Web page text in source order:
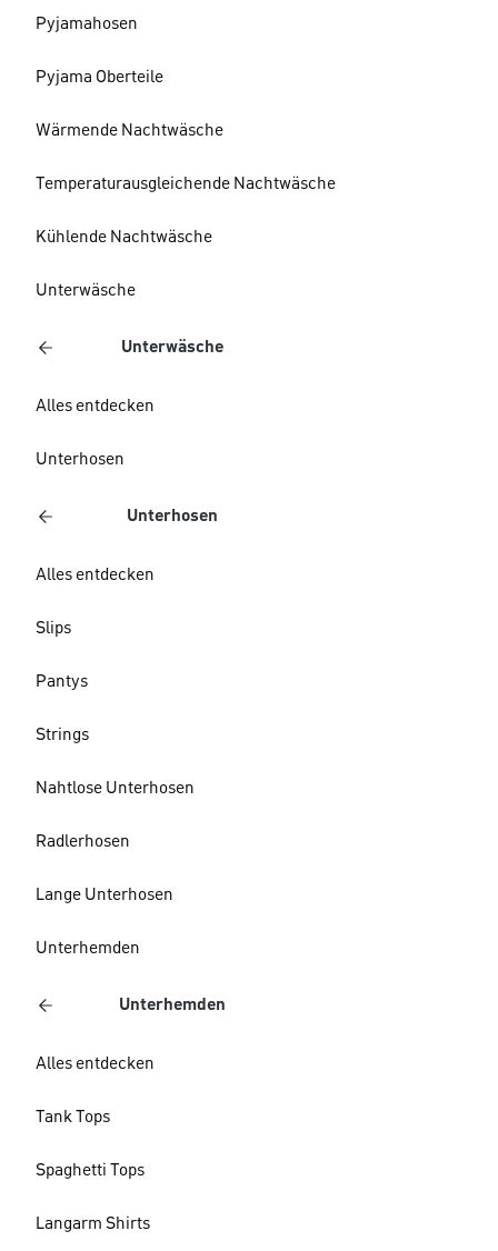
Pyjamahosen
Pyjama Oberteile
Wärmende Nachtwäsche
Temperaturausgleichende Nachtwäsche
Kühlende Nachtwäsche
Unterwäsche
Unterwäsche
Alles entdecken
Unterhosen
Unterhosen
Alles entdecken
Slips
Pantys
Strings
Nahtlose Unterhosen
Radlerhosen
Lange Unterhosen
Unterhemden
Unterhemden
Alles entdecken
Tank Tops
Spaghetti Tops
Langarm Shirts